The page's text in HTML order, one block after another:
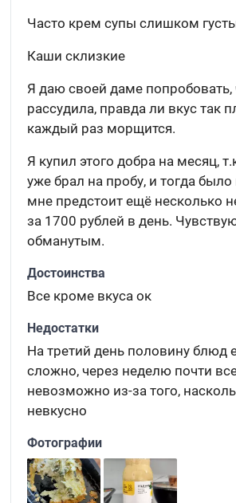
Часто крем супы слишком
Каши склизкие
Я даю своей даме попробовать,
рассудила, правда ли вкус так
каждый раз морщится.
Я купил этого добра на месяц,
уже брал на пробу, и тогда
мне предстоит ещё несколько
за 1700 рублей в день.
обманутым.
Достоинства
Все кроме вкуса ок
Недостатки
На третий день половину блюд
сложно, через неделю почти
невозможно из-за того,
невкусно
Фотографии